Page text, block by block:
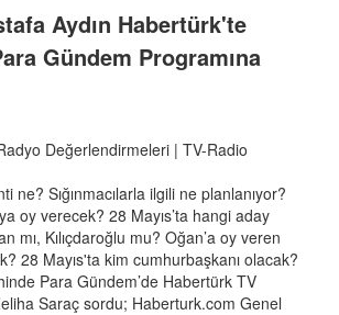
Aydın Habertürk'te
Gündem Programına
Değerlendirmeleri | TV-Radio
ne? Sığınmacılarla ilgili ne planlanıyor?
oy verecek? 28 Mayıs’ta hangi aday
mı, Kılıçdaroğlu mu? Oğan’a oy veren
28 Mayıs'ta kim cumhurbaşkanı olacak?
Para Gündem’de Habertürk TV
Saraç sordu; Haberturk.com Genel